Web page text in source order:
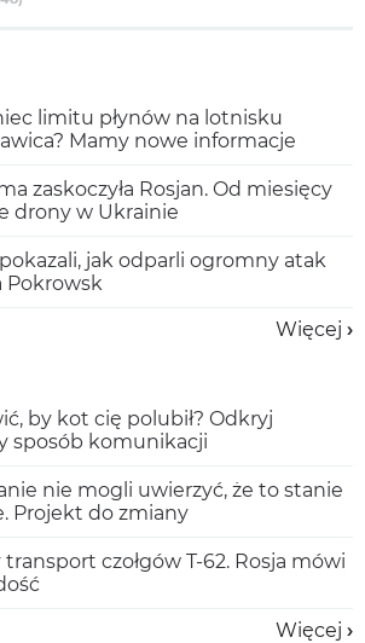
limitu płynów na lotnisku
Mamy nowe informacje
zaskoczyła Rosjan. Od miesięcy
drony w Ukrainie
jak odparli ogromny atak
Pokrowsk
Więcej
by kot cię polubił? Odkryj
sposób komunikacji
nie mogli uwierzyć, że to stanie
Projekt do zmiany
czołgów T-62. Rosja mówi
Więcej